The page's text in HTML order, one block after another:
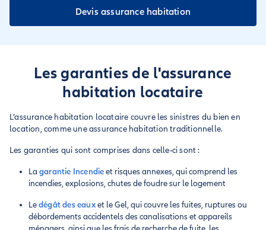
Devis assurance habitation
Les garanties de l'assurance
habitation locataire
L’assurance habitation locataire couvre les sinistres du bien en
location, comme une assurance habitation traditionnelle.
Les garanties qui sont comprises dans celle-ci sont :
La garantie Incendieet risques annexes, qui comprend les
incendies, explosions, chutes de foudre sur le logement
Ledégât des eauxet le Gel, qui couvre les fuites, ruptures ou
débordements accidentels des canalisations et appareils